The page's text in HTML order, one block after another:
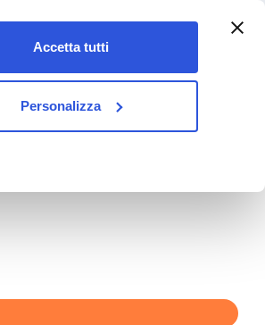
Accetta tutti
Personalizza
vet&pet